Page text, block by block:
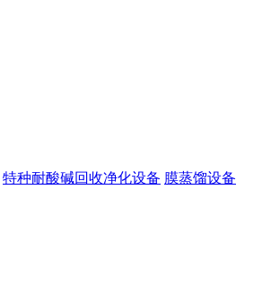
特种耐酸碱回收净化设备 膜蒸馏设备